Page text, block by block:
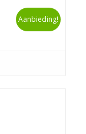
Aanbieding!